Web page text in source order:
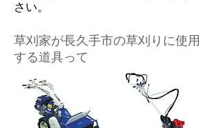
さい。
​草刈家が長久手市の草刈りに使用
する道具って